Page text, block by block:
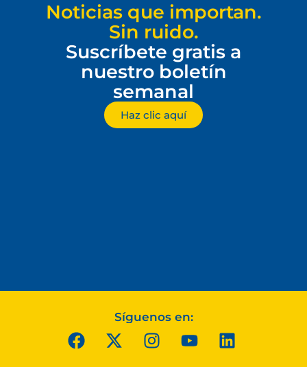
Noticias que importan.
Sin ruido.
Suscríbete gratis a
nuestro boletín
semanal
Haz clic aquí
Síguenos en: